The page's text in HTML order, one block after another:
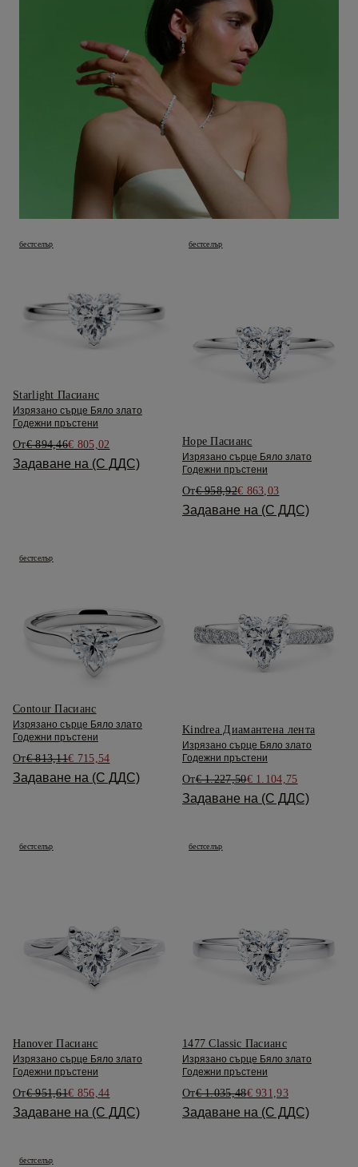
бестселър
Starlight Пасианс
Изрязано сърце Бяло злато
Годежни пръстени
От€ 894,46€ 805,02
Задаване на (С ДДС)
бестселър
Hope Пасианс
Изрязано сърце Бяло злато
Годежни пръстени
От€ 958,92€ 863,03
Задаване на (С ДДС)
бестселър
Contour Пасианс
Изрязано сърце Бяло злато
Годежни пръстени
От€ 813,11€ 715,54
Задаване на (С ДДС)
Kindrea Диамантена лента
Изрязано сърце Бяло злато
Годежни пръстени
От€ 1.227,50€ 1.104,75
Задаване на (С ДДС)
бестселър
Hanover Пасианс
Изрязано сърце Бяло злато
Годежни пръстени
От€ 951,61€ 856,44
Задаване на (С ДДС)
бестселър
1477 Classic Пасианс
Изрязано сърце Бяло злато
Годежни пръстени
От€ 1.035,48€ 931,93
Задаване на (С ДДС)
бестселър